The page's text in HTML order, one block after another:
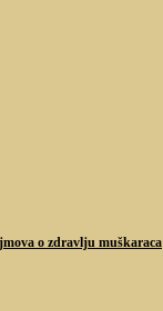
o zdravlju muškaraca